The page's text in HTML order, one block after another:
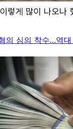
의 심의 착수…역